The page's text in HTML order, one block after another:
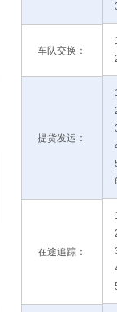
车队交换：
提货发运：
在途追踪：